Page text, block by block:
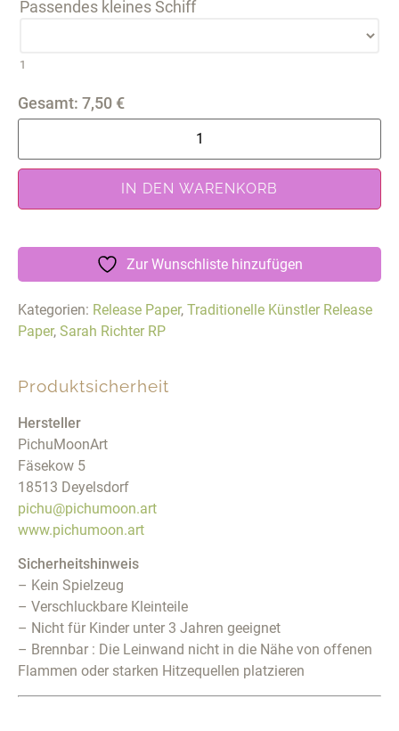
Passendes kleines Schiff
1
Gesamt: 7,50 €
IN DEN WARENKORB
Zur Wunschliste hinzufügen
Kategorien: Release Paper, Traditionelle Künstler Release
Paper, Sarah Richter RP
Produktsicherheit
Hersteller
PichuMoonArt
Fäsekow 5
18513 Deyelsdorf
pichu@pichumoon.art
www.pichumoon.art
Sicherheitshinweis
– Kein Spielzeug
– Verschluckbare Kleinteile
– Nicht für Kinder unter 3 Jahren geeignet
– Brennbar : Die Leinwand nicht in die Nähe von offenen
Flammen oder starken Hitzequellen platzieren